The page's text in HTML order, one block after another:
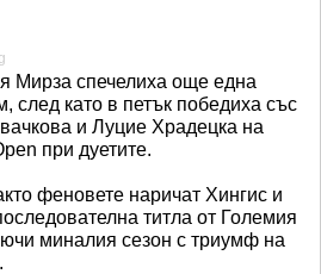
Мирза спечелиха още една
след като в петък победиха със
и Луцие Храдецка на
при дуетите.
феновете наричат Хингис и
титла от Големия
миналия сезон с триумф на